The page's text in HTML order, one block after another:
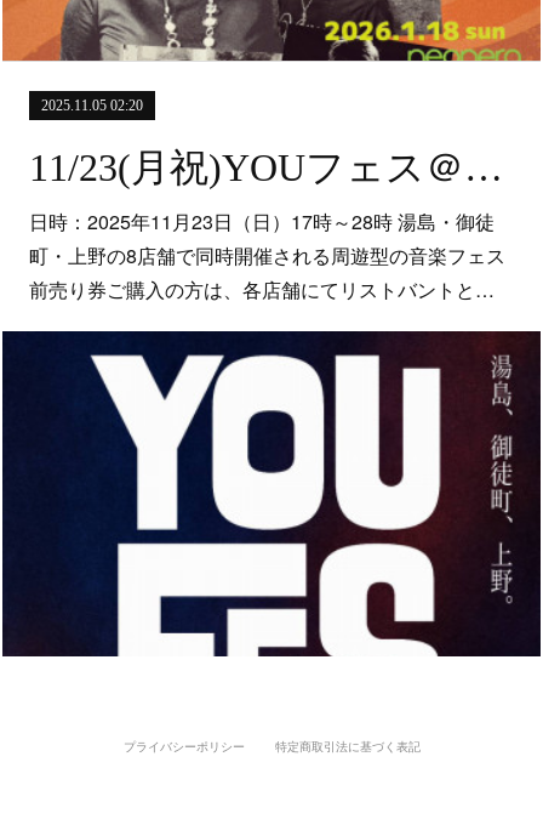
2025.11.05 02:20
11/23(月祝)YOUフェス＠う・か・た
日時：2025年11月23日（日）17時～28時 湯島・御徒
町・上野の8店舗で同時開催される周遊型の音楽フェス
前売り券ご購入の方は、各店舗にてリストバントと…
プライバシーポリシー 特定商取引法に基づく表記